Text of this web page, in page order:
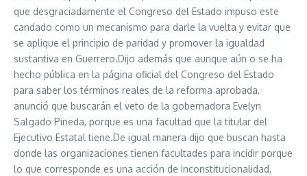
que desgraciadamente el Congreso del Estado impuso este
candado como un mecanismo para darle la vuelta y evitar que
se aplique el principio de paridad y promover la igualdad
sustantiva en Guerrero.Dijo además que aunque aún o se ha
hecho pública en la página oficial del Congreso del Estado
para saber los términos reales de la reforma aprobada,
anunció que buscarán el veto de la gobernadora Evelyn
Salgado Pineda, porque es una facultad que la titular del
Ejecutivo Estatal tiene.De igual manera dijo que buscan hasta
donde las organizaciones tienen facultades para incidir porque
lo que corresponde es una acción de inconstitucionalidad,